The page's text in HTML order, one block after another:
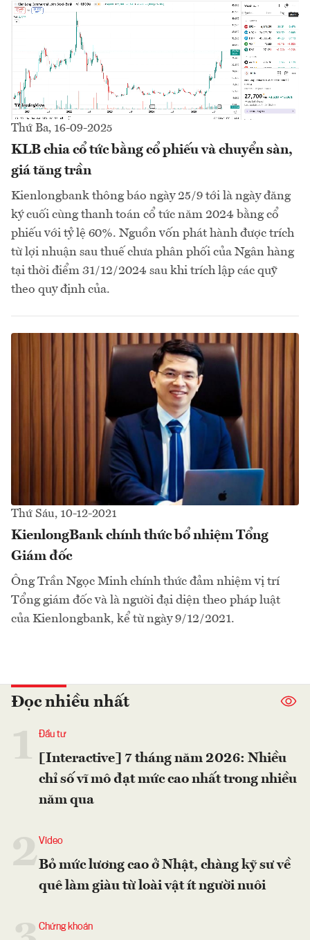
Thứ Ba, 16-09-2025
KLB chia cổ tức bằng cổ phiếu và chuyển sàn,
giá tăng trần
Kienlongbank thông báo ngày 25/9 tới là ngày đăng
ký cuối cùng thanh toán cổ tức năm 2024 bằng cổ
phiếu với tỷ lệ 60%. Nguồn vốn phát hành được trích
từ lợi nhuận sau thuế chưa phân phối của Ngân hàng
tại thời điểm 31/12/2024 sau khi trích lập các quỹ
theo quy định của.
Thứ Sáu, 10-12-2021
KienlongBank chính thức bổ nhiệm Tổng
Giám đốc
Ông Trần Ngọc Minh chính thức đảm nhiệm vị trí
Tổng giám đốc và là người đại diện theo pháp luật
của Kienlongbank, kể từ ngày 9/12/2021.
Đọc nhiều nhất
Đầu tư
[Interactive] 7 tháng năm 2026: Nhiều
chỉ số vĩ mô đạt mức cao nhất trong nhiều
năm qua
2Video
Bỏ mức lương cao ở Nhật, chàng kỹ sư về
quê làm giàu từ loài vật ít người nuôi
Chứng khoán